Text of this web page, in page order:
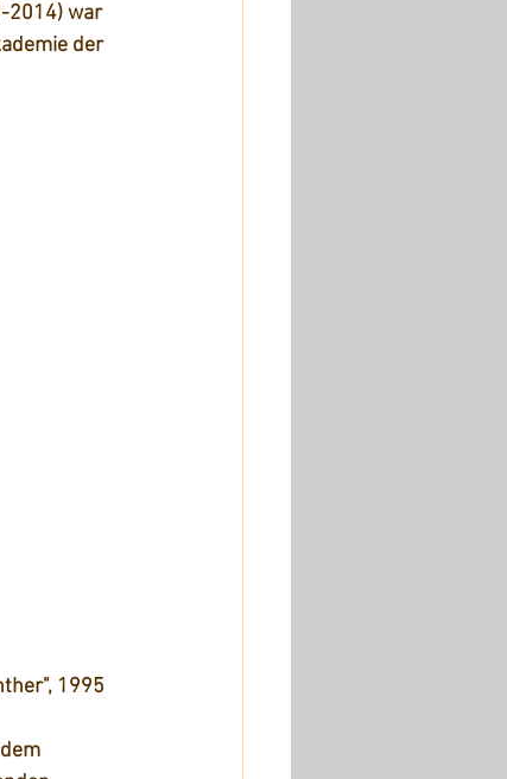
2014) war
der
1995